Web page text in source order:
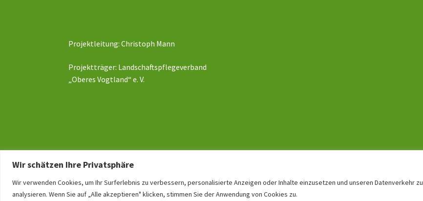
Wir schätzen Ihre Privatsphäre
Wir verwenden Cookies, um Ihr Surferlebnis zu verbessern, personalisierte Anzeigen oder Inhalte einzusetzen und unseren Datenverkehr zu
analysieren. Wenn Sie auf „Alle akzeptieren" klicken, stimmen Sie der Anwendung von Cookies zu.
Projektleitung: Christoph Mann
Projektträger: Landschaftspflegeverband
„Oberes Vogtland“ e. V.